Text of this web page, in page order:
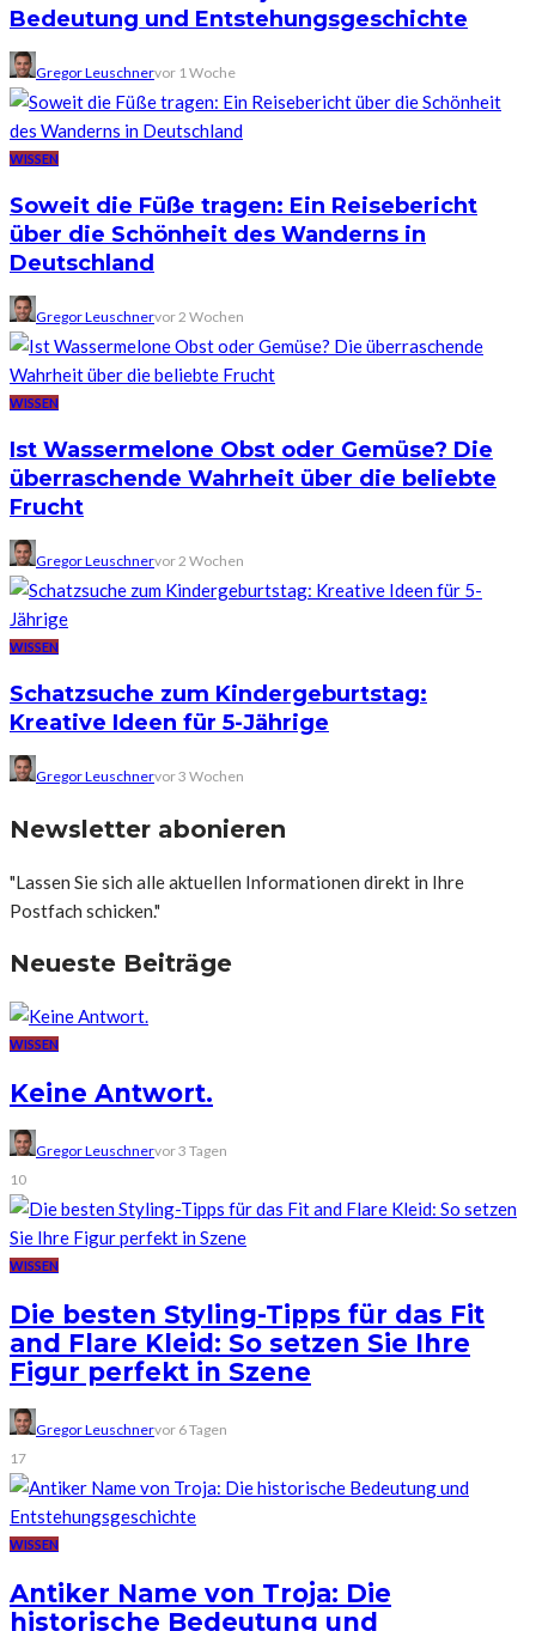
Bedeutung und Entstehungsgeschichte
Gregor Leuschnervor 1 Woche
WISSEN
Soweit die Füße tragen: Ein Reisebericht
über die Schönheit des Wanderns in
Deutschland
Gregor Leuschnervor 2 Wochen
WISSEN
Ist Wassermelone Obst oder Gemüse? Die
überraschende Wahrheit über die beliebte
Frucht
Gregor Leuschnervor 2 Wochen
WISSEN
Schatzsuche zum Kindergeburtstag:
Kreative Ideen für 5-Jährige
Gregor Leuschnervor 3 Wochen
Newsletter abonieren
"Lassen Sie sich alle aktuellen Informationen direkt in Ihre
Postfach schicken."
Neueste Beiträge
WISSEN
Keine Antwort.
Gregor Leuschnervor 3 Tagen
10
WISSEN
Die besten Styling-Tipps für das Fit
and Flare Kleid: So setzen Sie Ihre
Figur perfekt in Szene
Gregor Leuschnervor 6 Tagen
17
WISSEN
Antiker Name von Troja: Die
historische Bedeutung und